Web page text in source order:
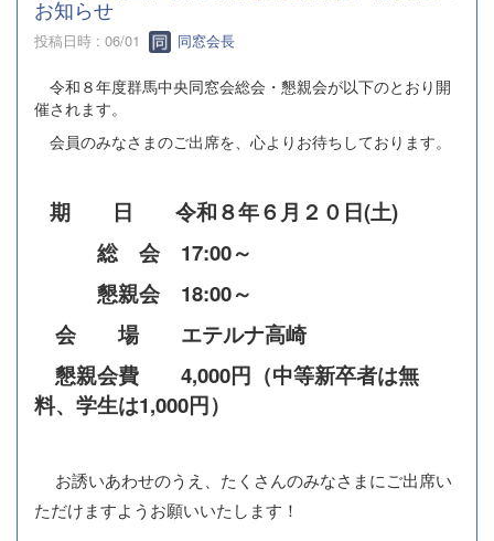
お知らせ
投稿日時 : 06/01 同窓会長
令和８年度群馬中央同窓会総会・懇親会が以下のとおり開
催されます。
会員のみなさまのご出席を、心よりお待ちしております。
期 日 令和８年６月２０日(土)
総 会 17:00～
懇親会 18:00～
会 場 エテルナ高崎
懇親会費 4,000円（中等新卒者は無
料、学生は1,000円）
お誘いあわせのうえ、たくさんのみなさまにご出席い
ただけますようお願いいたします！